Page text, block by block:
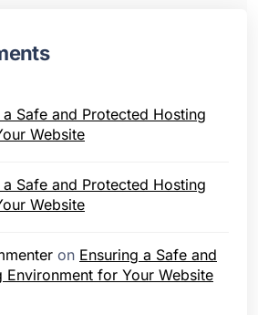
a Safe and Protected Hosting
Website
a Safe and Protected Hosting
Website
on Ensuring a Safe and
Environment for Your Website